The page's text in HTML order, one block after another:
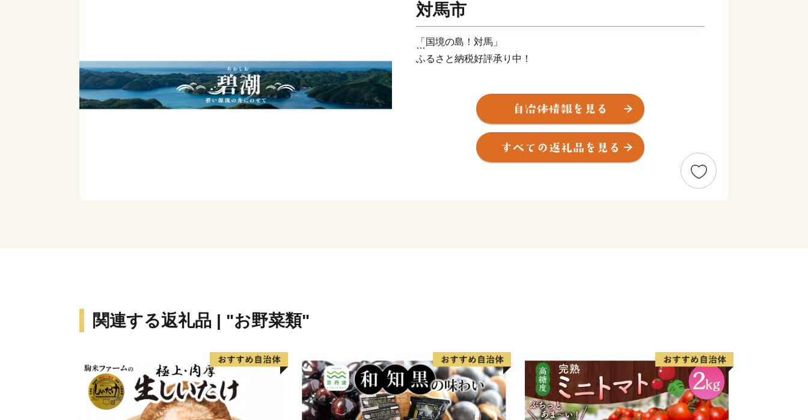
対馬市
「国境の島！対馬」
ふるさと納税好評承り中！
～国境の島 対馬～
対馬は韓国まで49.5kmの位置にあり、古来より大陸と日本の架け
橋を担いながら文化の中継地として、時には国防の最前線として重
要な役割を担ってきた国境の島です。
※原則として、返礼品の返品・交換・再送、寄附金の返還は受付け
関連する返礼品 | "お野菜類"